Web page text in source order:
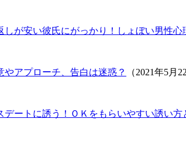
しが安い彼氏にがっかり！しょぼい男性
やアプローチ、告白は迷惑？ （2021年5月
デートに誘う！ＯＫをもらいやすい誘い方